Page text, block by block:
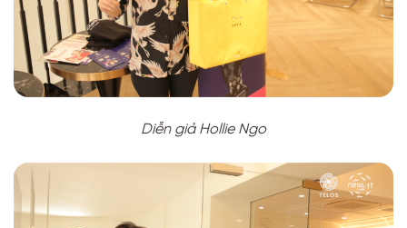
Diễn giả Hollie Ngo